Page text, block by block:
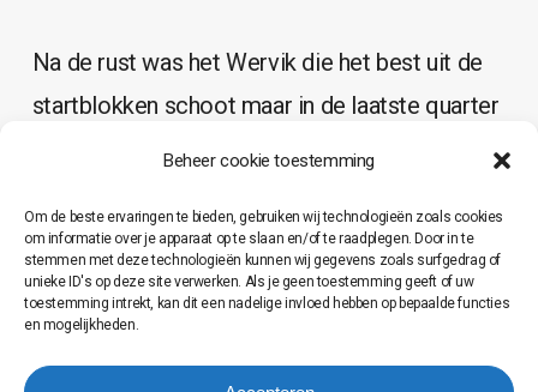
Beheer cookie toestemming
Om de beste ervaringen te bieden, gebruiken wij technologieën zoals cookies
om informatie over je apparaat op te slaan en/of te raadplegen. Door in te
stemmen met deze technologieën kunnen wij gegevens zoals surfgedrag of
unieke ID's op deze site verwerken. Als je geen toestemming geeft of uw
toestemming intrekt, kan dit een nadelige invloed hebben op bepaalde functies
en mogelijkheden.
Na de rust was het Wervik die het best uit de
startblokken schoot maar in de laatste quarter
konden we terug de situatie ombijgen in ons
6-10 / 9-2. Punten/speler: Xander V: 13 / Stan
B: 6 / Vidar B: 6 / Odiel S: 5/ Otis P: 3 / Febe D:
2 / Lina V: 1.